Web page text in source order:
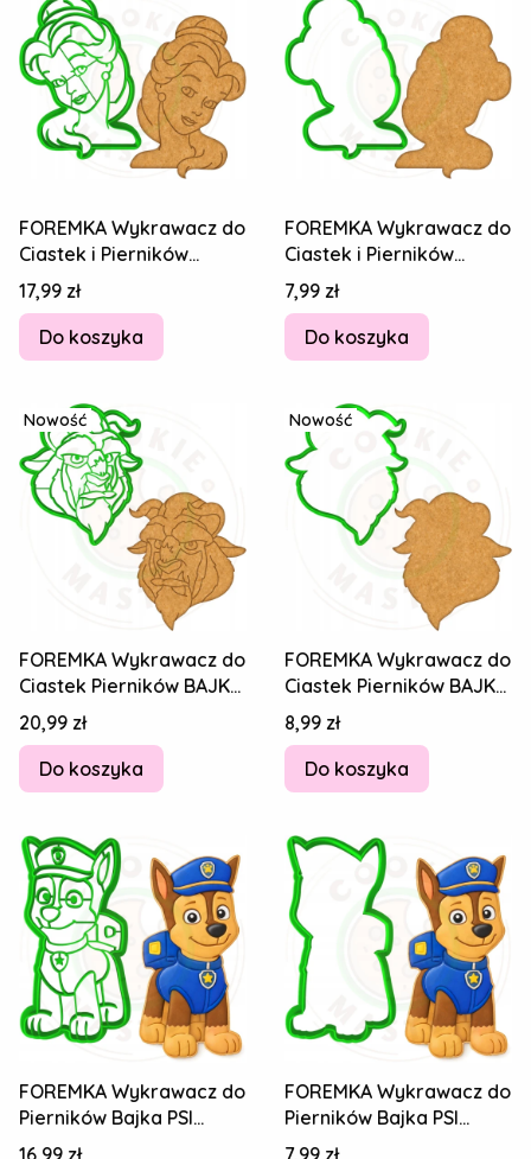
FOREMKA Wykrawacz do
Ciastek i Pierników
BAJKA Piękna i bestia
BELLA 11cm
Cena
17,99 zł
Do koszyka
FOREMKA Wykrawacz do
Ciastek i Pierników
BAJKA Piękna i bestia
BELLA 11cm
Cena
7,99 zł
Do koszyka
Nowość
FOREMKA Wykrawacz do
Ciastek Pierników BAJKA
Piękna i bestia 11cm +
Przepis
Cena
20,99 zł
Do koszyka
Nowość
FOREMKA Wykrawacz do
Ciastek Pierników BAJKA
Piękna i bestia 11cm +
Przepis
Cena
8,99 zł
Do koszyka
FOREMKA Wykrawacz do
Pierników Bajka PSI
PATROL Chase 10cm +
Cena
16,99 zł
FOREMKA Wykrawacz do
Pierników Bajka PSI
PATROL Chase 10cm +
Cena
7,99 zł